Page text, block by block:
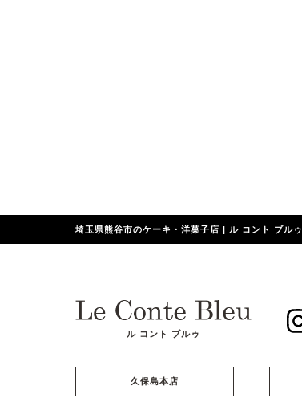
埼玉県熊谷市のケーキ・洋菓子店 | ル コント ブルゥ
ル コント ブルゥ
久保島本店